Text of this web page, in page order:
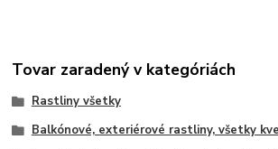
Tovar zaradený v kategóriách
Rastliny všetky
Balkónové, exteriérové rastliny, všetky